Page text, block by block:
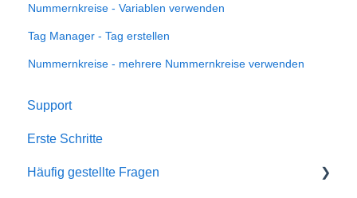
Nummernkreise - Variablen verwenden
Tag Manager - Tag erstellen
Nummernkreise - mehrere Nummernkreise verwenden
Support
Erste Schritte
Häufig gestellte Fragen